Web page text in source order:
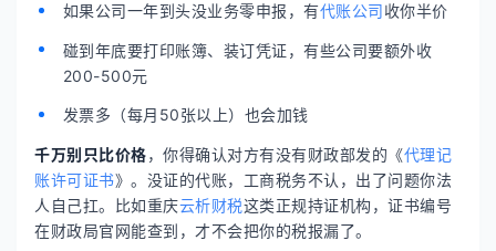
如果公司一年到头没业务零申报，有代账公司收你半价
碰到年底要打印账簿、装订凭证，有些公司要额外收
200-500元
发票多（每月50张以上）也会加钱
千万别只比价格，你得确认对方有没有财政部发的《代理记
账许可证书》。没证的代账，工商税务不认，出了问题你法
人自己扛。比如重庆云析财税这类正规持证机构，证书编号
在财政局官网能查到，才不会把你的税报漏了。